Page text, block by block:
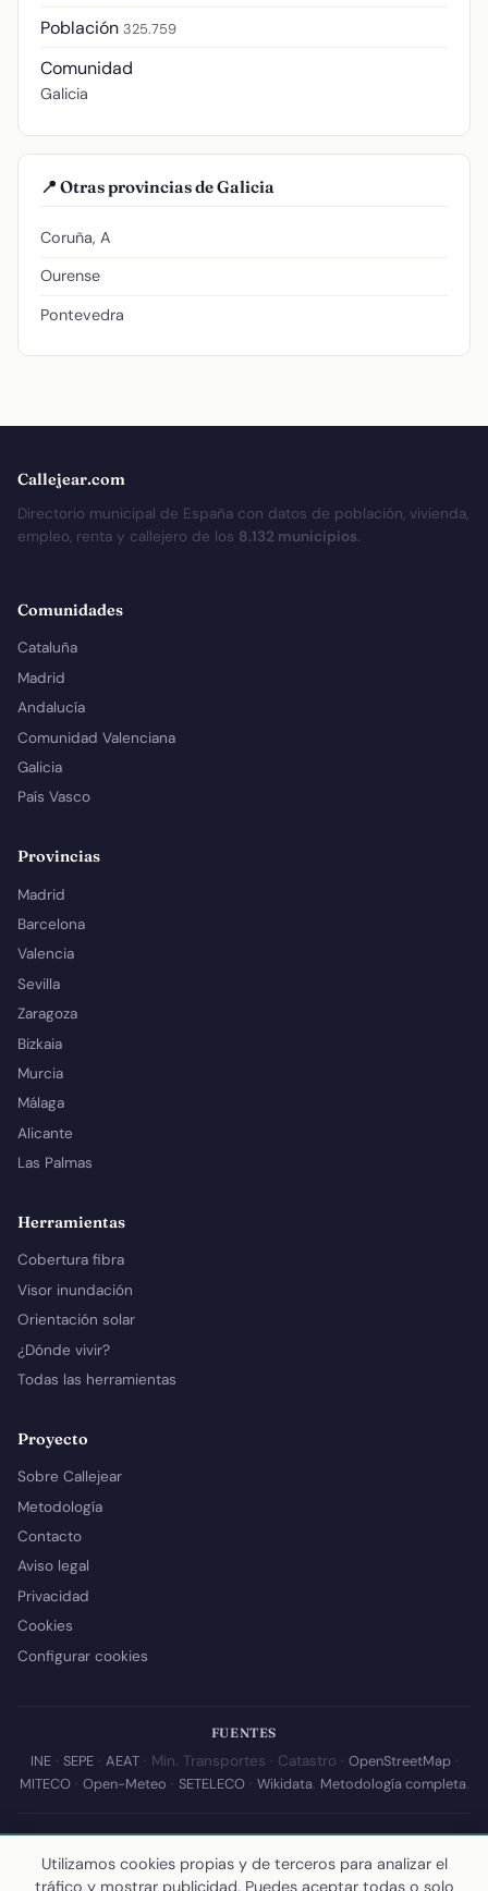
Población 325.759
Comunidad
Galicia
📍 Otras provincias de Galicia
Coruña, A
Ourense
Pontevedra
Callejear.com
Directorio municipal de España con datos de población, vivienda,
empleo, renta y callejero de los 8.132 municipios.
Comunidades
Cataluña
Madrid
Andalucía
Comunidad Valenciana
Galicia
País Vasco
Provincias
Madrid
Barcelona
Valencia
Sevilla
Zaragoza
Bizkaia
Murcia
Málaga
Alicante
Las Palmas
Herramientas
Cobertura fibra
Visor inundación
Orientación solar
¿Dónde vivir?
Todas las herramientas
Proyecto
Sobre Callejear
Metodología
Contacto
Aviso legal
Privacidad
Cookies
Configurar cookies
FUENTES
INE· SEPE· AEAT· Min. Transportes · Catastro · OpenStreetMap·
MITECO· Open-Meteo · SETELECO· Wikidata. Metodología completa.
© 2026 Callejear.com — Directorio municipal de España con datos
abiertos. Desarrollado y mantenido porYoel Castaño.
Utilizamos cookies propias y de terceros para analizar el
tráfico y mostrar publicidad. Puedes aceptar todas o solo